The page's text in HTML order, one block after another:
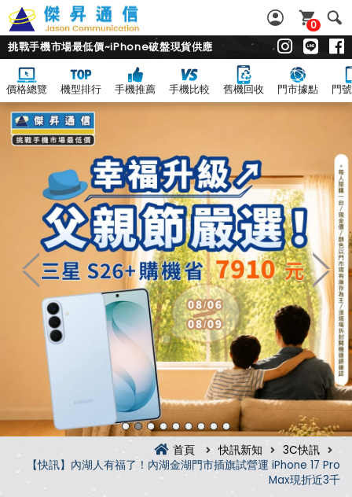
0
挑戰手機市場最低價~iPhone破盤現貨供應
價格總覽 機型排行 手機推薦 手機比較 舊機回收 門市據點 門
首頁 快訊新知
3C快訊
【快訊】內湖人有福了！內湖金湖門市插旗試營運 iPhone 17 Pro
Max現折近3千